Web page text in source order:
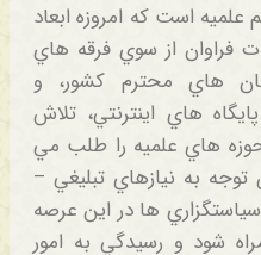
علميه است كه امروزه ابعاد
فراوان از سوي فرقه هاي
هاي محترم كشور، و
هاي اينترنتي، تلاش
هاي علميه را طلب مي
به نيازهاي تبليغي –
ها در اين عرصه
شود و رسيدگي به امور